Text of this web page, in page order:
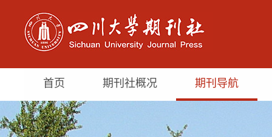
首页 期刊社概况 期刊导航